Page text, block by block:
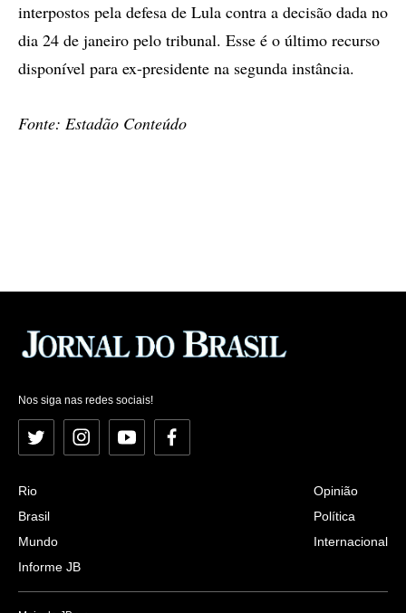
interpostos pela defesa de Lula contra a decisão dada no
dia 24 de janeiro pelo tribunal. Esse é o último recurso
disponível para ex-presidente na segunda instância.
Fonte: Estadão Conteúdo
Nos siga nas redes sociais!
Twitter InstagramYouTubeFacebook
Rio
Brasil
Mundo
Informe JB
Opinião
Política
Internacional